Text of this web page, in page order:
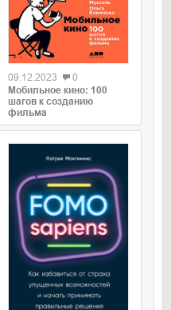
09.12.2023
0
Мобильное кино: 100
шагов к созданию
фильма